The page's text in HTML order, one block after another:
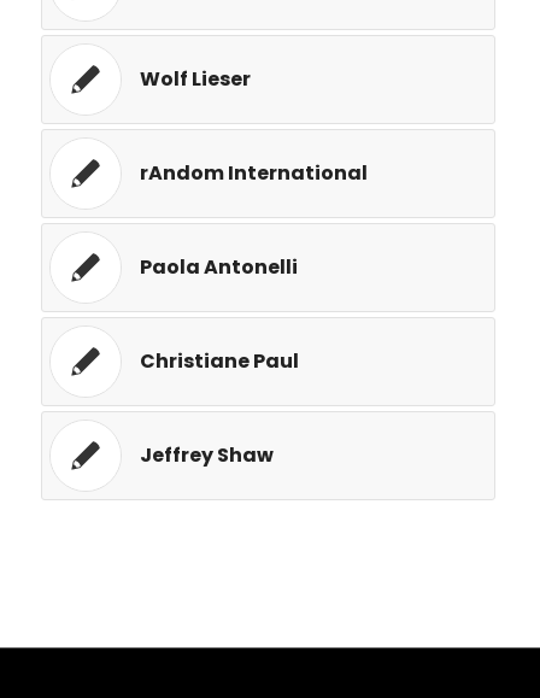
Wolf Lieser
rAndom International
Paola Antonelli
Christiane Paul
Jeffrey Shaw